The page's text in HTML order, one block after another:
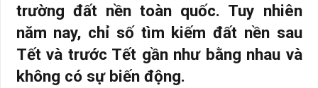
trường đất nền toàn quốc. Tuy nhiên
năm nay, chỉ số tìm kiếm đất nền sau
Tết và trước Tết gần như bằng nhau và
không có sự biến động.